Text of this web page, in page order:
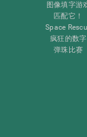
图像填字游
匹配它！
Space
疯狂的数字
弹珠比赛